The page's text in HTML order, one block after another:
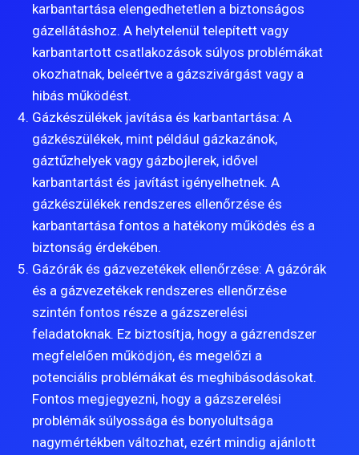
karbantartása elengedhetetlen a biztonságos
gázellátáshoz. A helytelenül telepített vagy
karbantartott csatlakozások súlyos problémákat
okozhatnak, beleértve a gázszivárgást vagy a
hibás működést.
Gázkészülékek javítása és karbantartása: A
gázkészülékek, mint például gázkazánok,
gáztűzhelyek vagy gázbojlerek, idővel
karbantartást és javítást igényelhetnek. A
gázkészülékek rendszeres ellenőrzése és
karbantartása fontos a hatékony működés és a
biztonság érdekében.
Gázórák és gázvezetékek ellenőrzése: A gázórák
és a gázvezetékek rendszeres ellenőrzése
szintén fontos része a gázszerelési
feladatoknak. Ez biztosítja, hogy a gázrendszer
megfelelően működjön, és megelőzi a
potenciális problémákat és meghibásodásokat.
Fontos megjegyezni, hogy a gázszerelési
problémák súlyossága és bonyolultsága
nagymértékben változhat, ezért mindig ajánlott